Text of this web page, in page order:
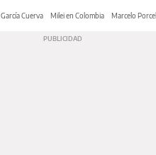
García Cuerva Milei en Colombia Marcelo Porcel